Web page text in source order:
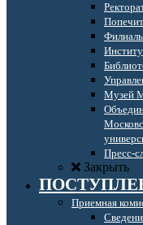
Музей
Пресс-
Закрыть
Приемная